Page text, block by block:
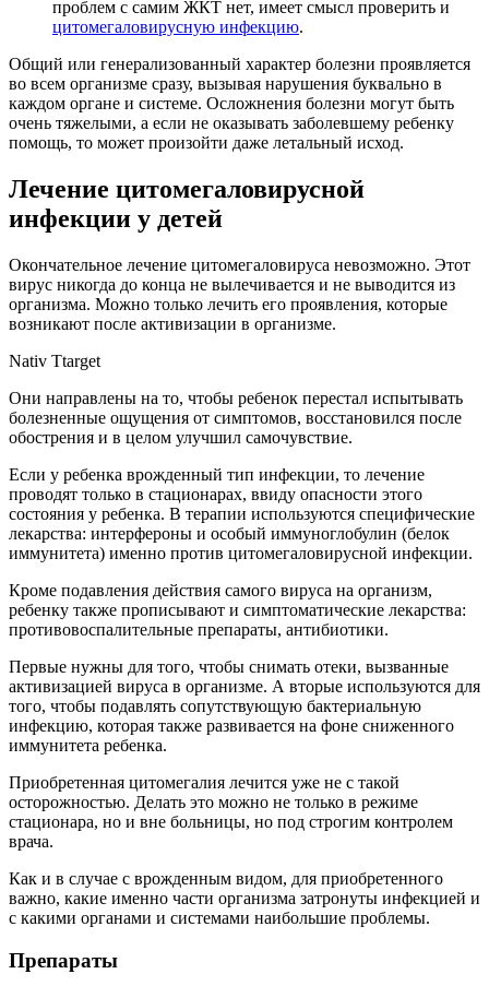
проблем с самим ЖКТ нет, имеет смысл проверить и
цитомегаловирусную инфекцию.
Общий или генерализованный характер болезни проявляется
во всем организме сразу, вызывая нарушения буквально в
каждом органе и системе. Осложнения болезни могут быть
очень тяжелыми, а если не оказывать заболевшему ребенку
помощь, то может произойти даже летальный исход.
Лечение цитомегаловирусной
инфекции у детей
Окончательное лечение цитомегаловируса невозможно. Этот
вирус никогда до конца не вылечивается и не выводится из
организма. Можно только лечить его проявления, которые
возникают после активизации в организме.
Nativ Ttarget
Они направлены на то, чтобы ребенок перестал испытывать
болезненные ощущения от симптомов, восстановился после
обострения и в целом улучшил самочувствие.
Если у ребенка врожденный тип инфекции, то лечение
проводят только в стационарах, ввиду опасности этого
состояния у ребенка. В терапии используются специфические
лекарства: интерфероны и особый иммуноглобулин (белок
иммунитета) именно против цитомегаловирусной инфекции.
Кроме подавления действия самого вируса на организм,
ребенку также прописывают и симптоматические лекарства:
противовоспалительные препараты, антибиотики.
Первые нужны для того, чтобы снимать отеки, вызванные
активизацией вируса в организме. А вторые используются для
того, чтобы подавлять сопутствующую бактериальную
инфекцию, которая также развивается на фоне сниженного
иммунитета ребенка.
Приобретенная цитомегалия лечится уже не с такой
осторожностью. Делать это можно не только в режиме
стационара, но и вне больницы, но под строгим контролем
врача.
Как и в случае с врожденным видом, для приобретенного
важно, какие именно части организма затронуты инфекцией и
с какими органами и системами наибольшие проблемы.
Препараты